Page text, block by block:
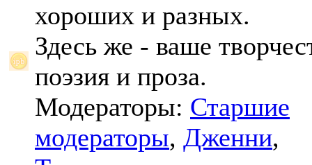
хороших и разных.
Здесь же - ваше
поэзия и проза.
Модераторы: Старшие
модераторы, Дженни,